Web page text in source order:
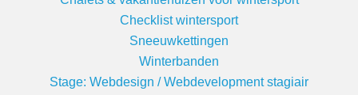
Checklist wintersport
Sneeuwkettingen
Winterbanden
Stage: Webdesign / Webdevelopment stagiair